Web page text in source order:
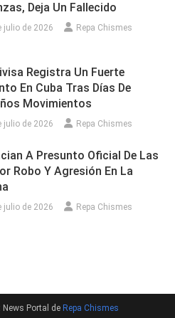
Deja Un Fallecido
julio de 2026 Repa Chismes
Registra Un Fuerte
En Cuba Tras Días De
Movimientos
julio de 2026 Repa Chismes
A Presunto Oficial De Las
Robo Y Agresión En La
julio de 2026 Repa Chismes
News Portal de Repa Chismes